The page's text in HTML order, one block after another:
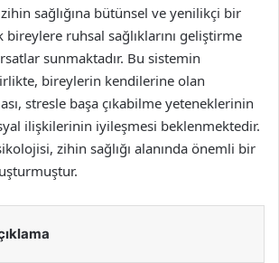
sağlığına bütünsel ve yenilikçi bir
bireylere ruhsal sağlıklarını geliştirme
sunmaktadır. Bu sistemin
bireylerin kendilerine olan
stresle başa çıkabilme yeteneklerinin
ilişkilerinin iyileşmesi beklenmektedir.
zihin sağlığı alanında önemli bir